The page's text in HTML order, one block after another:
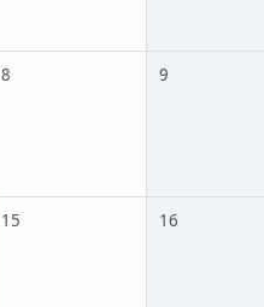
8 9
15 16